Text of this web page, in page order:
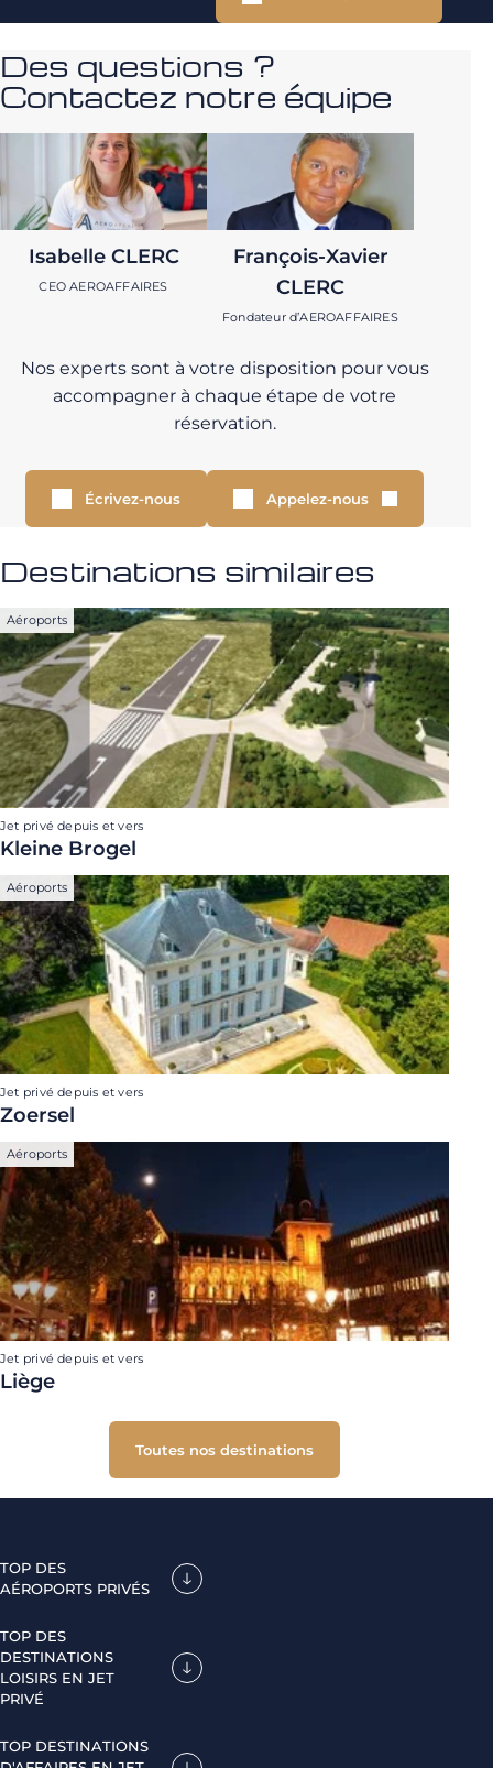
Des questions ?
Contactez notre équipe
Isabelle CLERC
CEO AEROAFFAIRES
François-Xavier
CLERC
Fondateur d’AEROAFFAIRES
Nos experts sont à votre disposition pour vous
accompagner à chaque étape de votre
réservation.
Écrivez-nous Appelez-nous
Destinations similaires
Aéroports
Jet privé depuis et vers
Kleine Brogel
Aéroports
Jet privé depuis et vers
Zoersel
Aéroports
Jet privé depuis et vers
Liège
Toutes nos destinations
TOP DES
AÉROPORTS PRIVÉS
TOP DES
DESTINATIONS
LOISIRS EN JET
PRIVÉ
TOP DESTINATIONS